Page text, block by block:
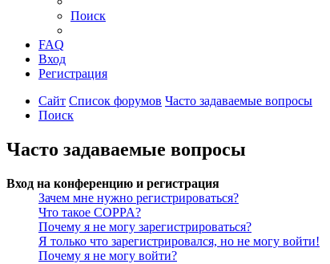
Поиск
FAQ
Вход
Регистрация
Сайт Список форумов Часто задаваемые вопросы
Поиск
Часто задаваемые вопросы
Вход на конференцию и регистрация
Зачем мне нужно регистрироваться?
Что такое COPPA?
Почему я не могу зарегистрироваться?
Я только что зарегистрировался, но не могу войти!
Почему я не могу войти?